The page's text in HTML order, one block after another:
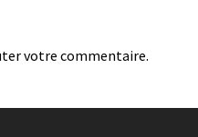
votre commentaire.